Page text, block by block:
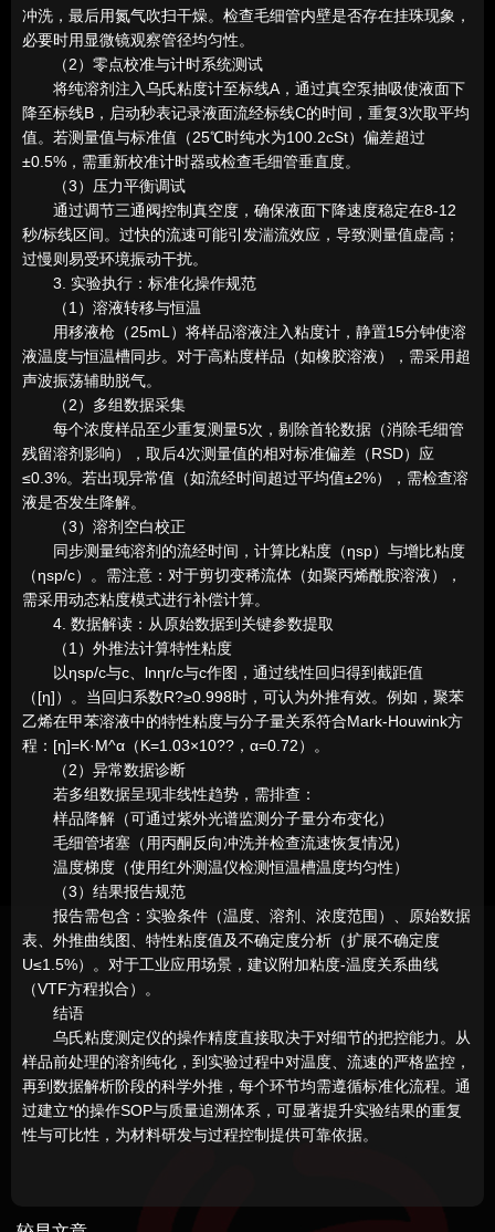
冲洗，最后用氮气吹扫干燥。检查毛细管内壁是否存在挂珠现象，
必要时用显微镜观察管径均匀性。
（2）零点校准与计时系统测试
将纯溶剂注入乌氏粘度计至标线A，通过真空泵抽吸使液面下
降至标线B，启动秒表记录液面流经标线C的时间，重复3次取平均
值。若测量值与标准值（25℃时纯水为100.2cSt）偏差超过
±0.5%，需重新校准计时器或检查毛细管垂直度。
（3）压力平衡调试
通过调节三通阀控制真空度，确保液面下降速度稳定在8-12
秒/标线区间。过快的流速可能引发湍流效应，导致测量值虚高；
过慢则易受环境振动干扰。
3. 实验执行：标准化操作规范
（1）溶液转移与恒温
用移液枪（25mL）将样品溶液注入粘度计，静置15分钟使溶
液温度与恒温槽同步。对于高粘度样品（如橡胶溶液），需采用超
声波振荡辅助脱气。
（2）多组数据采集
每个浓度样品至少重复测量5次，剔除首轮数据（消除毛细管
残留溶剂影响），取后4次测量值的相对标准偏差（RSD）应
≤0.3%。若出现异常值（如流经时间超过平均值±2%），需检查溶
液是否发生降解。
（3）溶剂空白校正
同步测量纯溶剂的流经时间，计算比粘度（ηsp）与增比粘度
（ηsp/c）。需注意：对于剪切变稀流体（如聚丙烯酰胺溶液），
需采用动态粘度模式进行补偿计算。
4. 数据解读：从原始数据到关键参数提取
（1）外推法计算特性粘度
以ηsp/c与c、lnηr/c与c作图，通过线性回归得到截距值
（[η]）。当回归系数R?≥0.998时，可认为外推有效。例如，聚苯
乙烯在甲苯溶液中的特性粘度与分子量关系符合Mark-Houwink方
程：[η]=K·M^α（K=1.03×10??，α=0.72）。
（2）异常数据诊断
若多组数据呈现非线性趋势，需排查：
样品降解（可通过紫外光谱监测分子量分布变化）
毛细管堵塞（用丙酮反向冲洗并检查流速恢复情况）
温度梯度（使用红外测温仪检测恒温槽温度均匀性）
（3）结果报告规范
报告需包含：实验条件（温度、溶剂、浓度范围）、原始数据
表、外推曲线图、特性粘度值及不确定度分析（扩展不确定度
U≤1.5%）。对于工业应用场景，建议附加粘度-温度关系曲线
（VTF方程拟合）。
结语
乌氏粘度测定仪的操作精度直接取决于对细节的把控能力。从
样品前处理的溶剂纯化，到实验过程中对温度、流速的严格监控，
再到数据解析阶段的科学外推，每个环节均需遵循标准化流程。通
过建立*的操作SOP与质量追溯体系，可显著提升实验结果的重复
性与可比性，为材料研发与过程控制提供可靠依据。